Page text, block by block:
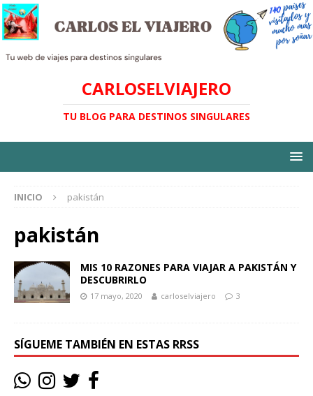
CARLOSELVIAJERO
TU BLOG PARA DESTINOS SINGULARES
INICIO pakistán
pakistán
MIS 10 RAZONES PARA VIAJAR A PAKISTÁN Y
DESCUBRIRLO
17 mayo, 2020 carloselviajero 3
SÍGUEME TAMBIÉN EN ESTAS RRSS